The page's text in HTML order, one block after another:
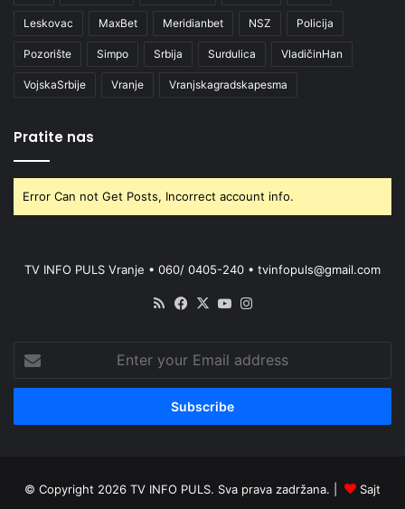
Leskovac MaxBet Meridianbet NSZ Policija
Pozorište Simpo Srbija Surdulica VladičinHan
VojskaSrbije Vranje Vranjskagradskapesma
Pratite nas
Error Can not Get Posts, Incorrect account info.
TV INFO PULS Vranje • 060/ 0405-240 • tvinfopuls@gmail.com
RSS Facebook
X YouTube
your
Email
© Copyright 2026 TV INFO PULS. Sva prava zadržana. | Sajt